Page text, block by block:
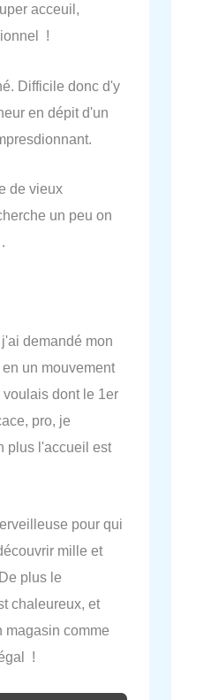
acceuil,
!
Difficile donc d'y
en dépit d'un
de vieux
un peu on
demandé mon
un mouvement
dont le 1er
pro, je
plus l'accueil est
pour qui
mille et
plus le
chaleureux, et
magasin comme
!